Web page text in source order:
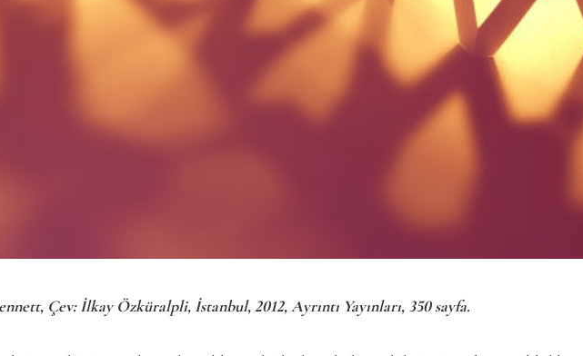
Çev: İlkay Özküralpli, İstanbul, 2012, Ayrıntı Yayınları, 350 sayfa.